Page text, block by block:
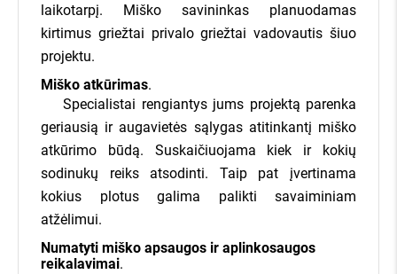
laikotarpį. Miško savininkas planuodamas
kirtimus griežtai privalo griežtai vadovautis šiuo
projektu.
Miško atkūrimas.
Specialistai rengiantys jums projektą parenka
geriausią ir augavietės sąlygas atitinkantį miško
atkūrimo būdą. Suskaičiuojama kiek ir kokių
sodinukų reiks atsodinti. Taip pat įvertinama
kokius plotus galima palikti savaiminiam
atžėlimui.
Numatyti miško apsaugos ir aplinkosaugos
reikalavimai.